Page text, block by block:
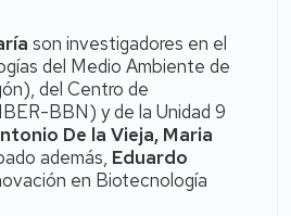
son investigadores en el
del Medio Ambiente de
del Centro de
BBN) y de la Unidad 9
De la Vieja, Maria
además, Eduardo
en Biotecnología